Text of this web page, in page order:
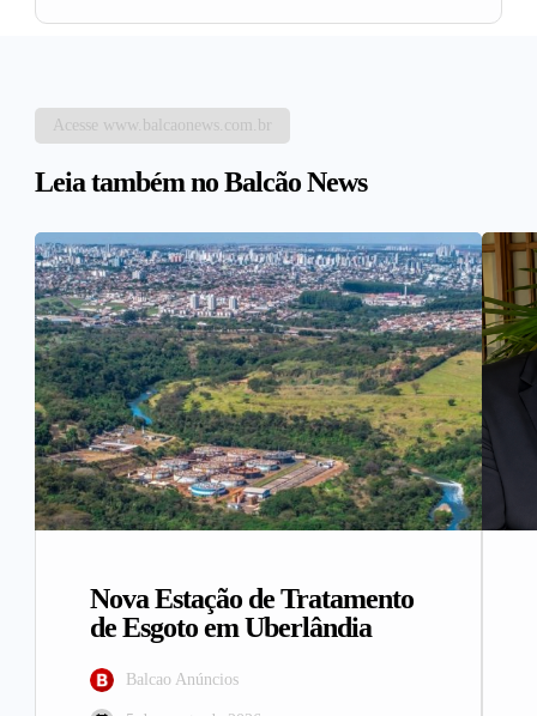
Acesse www.balcaonews.com.br
Leia também no Balcão News
Nova Estação de Tratamento
de Esgoto em Uberlândia
Balcao Anúncios